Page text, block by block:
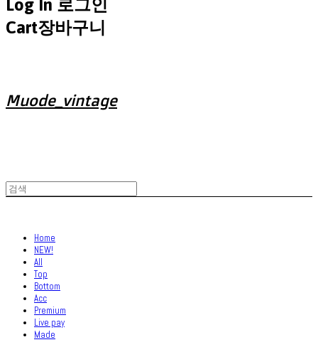
Log In 로그인
Cart장바구니
Muode_vintage
Home
NEW!
All
Top
Bottom
Acc
Premium
Live pay
Made